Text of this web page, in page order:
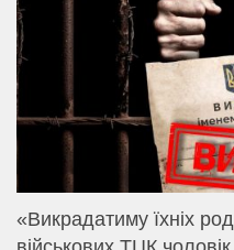
«Викрадатиму їхніх